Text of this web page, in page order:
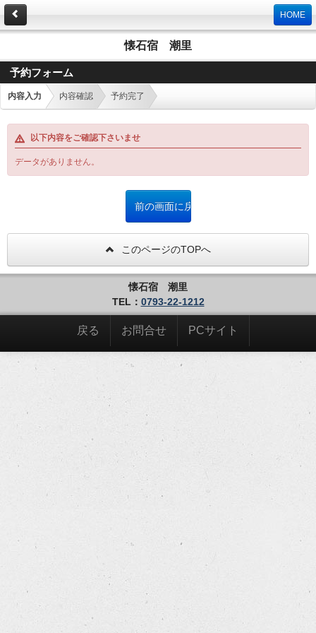
HOME
懐石宿 潮里
予約フォーム
内容入力 内容確認 予約完了
以下内容をご確認下さいませ
データがありません。
このページのTOPへ
懐石宿 潮里
TEL： 0793-22-1212
戻る お問合せ PCサイト